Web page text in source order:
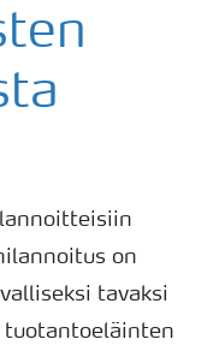
on
tavaksi
tuotantoeläinten